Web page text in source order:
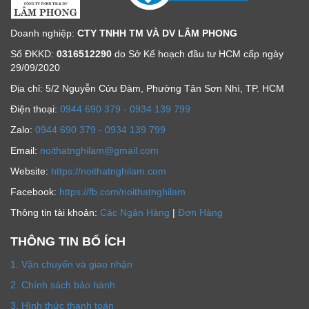
Doanh nghiệp: CTY TNHH TM VÀ DV LÂM PHONG
Số ĐKKD: 0316512290 do Sở Kế hoạch đầu tư HCM cấp ngày
29/09/2020
Địa chỉ: 5/2 Nguyễn Cửu Đàm, Phường Tân Sơn Nhì, TP. HCM
Ðiện thoại: 0944 690 379 - 0934 139 799
Zalo: 0944 690 379 - 0934 139 799
Email: noithatnghilam@gmail.com
Website: https://noithatnghilam.com
Facebook: https://fb.com/noithatnghilam
Thông tin tài khoản: Các Ngân Hàng | Đơn Hàng
THÔNG TIN BỔ ÍCH
1. Vận chuyển và giao nhận
2. Chính sách bảo hành
3. Hình thức thanh toán